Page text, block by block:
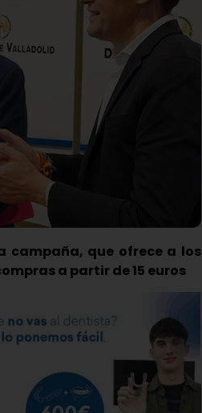
campaña, que ofrece a los
a partir de 15 euros